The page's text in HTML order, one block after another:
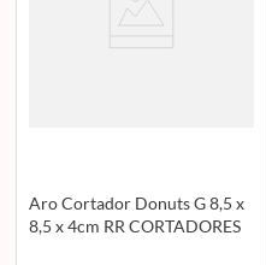
Aro Cortador Donuts G 8,5 x
8,5 x 4cm RR CORTADORES